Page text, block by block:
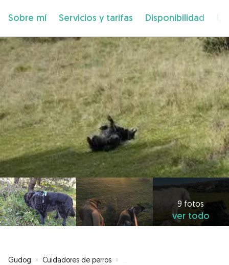
Sobre mí Servicios y tarifas Disponibilidad
9 fotos
ver todo
Gudog » Cuidadores de perros »